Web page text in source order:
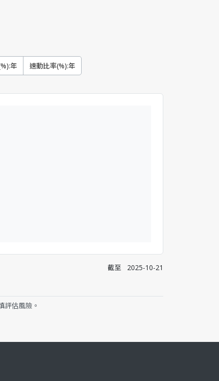
年 速動比率(%):年
截至 2025-10-21
評估風險。